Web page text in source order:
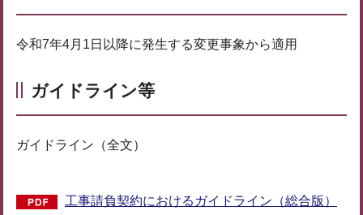
令和7年4月1日以降に発生する変更事象から適用
ガイドライン等
ガイドライン（全文）
工事請負契約におけるガイドライン（総合版）